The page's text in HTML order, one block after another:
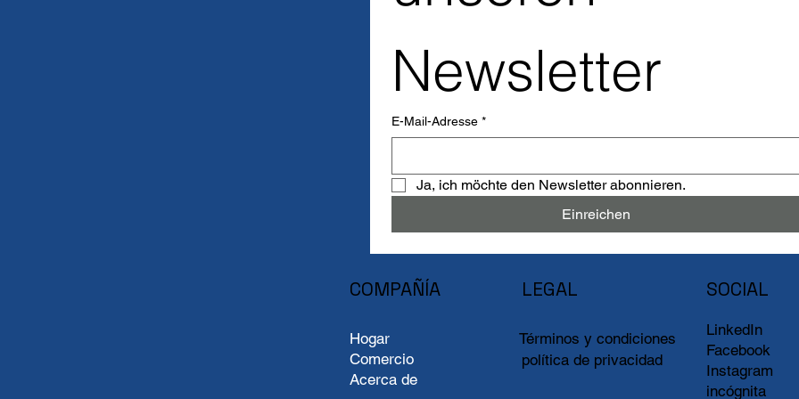
Newsletter
E-Mail-Adresse *
Ja, ich möchte den Newsletter abonnieren.
Einreichen
COMPAÑÍA
Hogar
Comercio
Acerca de
LEGAL
Términos y condiciones
política de privacidad
SOCIAL
LinkedIn
Facebook
Instagram
incógnita